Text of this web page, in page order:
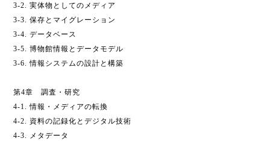
3-2. 実体物としてのメディア
3-3. 保存とマイグレーション
3-4. データベース
3-5. 博物館情報とデータモデル
3-6. 情報システムの設計と構築
第4章 調査・研究
4-1. 情報・メディアの転換
4-2. 資料の記録化とデジタル技術
4-3. メタデータ